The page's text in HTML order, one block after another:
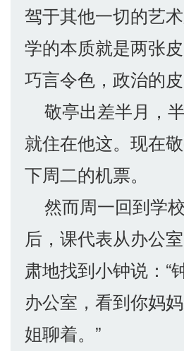
驾于其他一切的艺
学的本质就是两张
巧言令色，政治的皮
敬亭出差半月，
就住在他这。现在敬
下周二的机票。
然而周一回到学
后，课代表从办公
肃地找到小钟说：“
办公室，看到你妈
姐聊着。”